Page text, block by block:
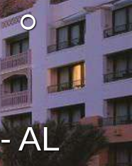
°
AL